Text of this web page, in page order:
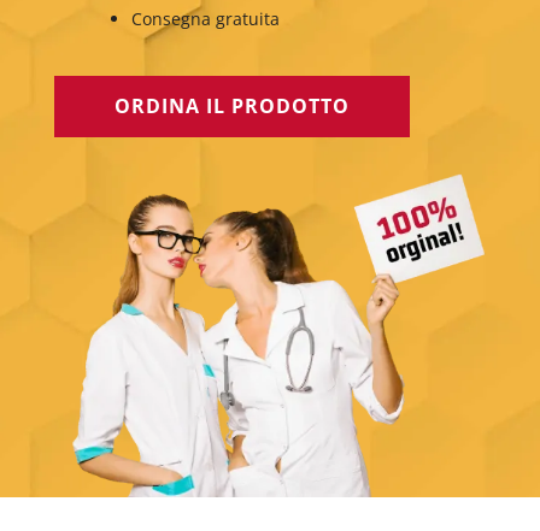
Consegna gratuita
ORDINA IL PRODOTTO